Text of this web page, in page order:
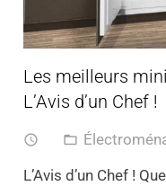
Les meilleurs
L’Avis d’un Chef !
access_time folder_open
L’Avis d’un Chef !